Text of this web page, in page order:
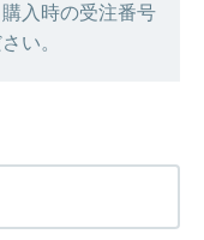
入時の受注番号
い。